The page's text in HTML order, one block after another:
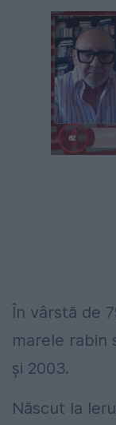
Următorul
În vârstă de
marele rabin
şi 2003.
Născut la